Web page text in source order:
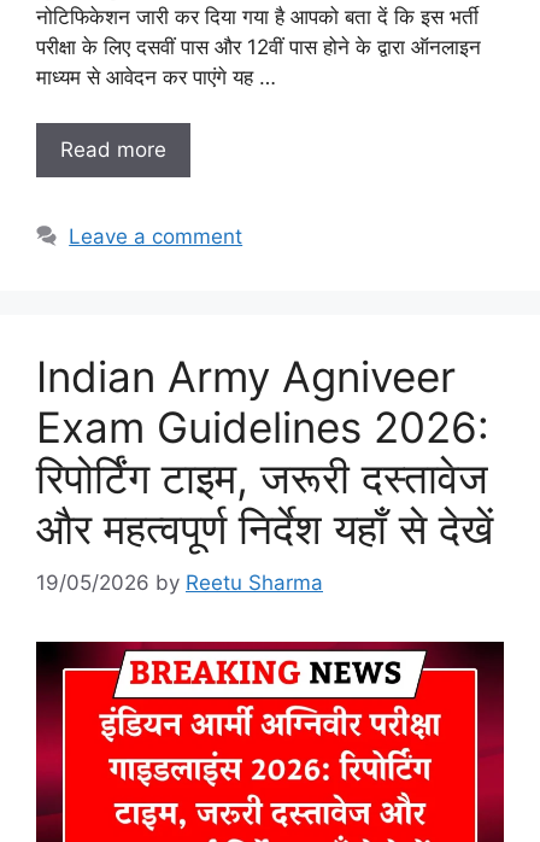
नोटिफिकेशन जारी कर दिया गया है आपको बता दें कि इस भर्ती
परीक्षा के लिए दसवीं पास और 12वीं पास होने के द्वारा ऑनलाइन
माध्यम से आवेदन कर पाएंगे यह …
Read more
Leave a comment
Indian Army Agniveer
Exam Guidelines 2026:
रिपोर्टिंग टाइम, जरूरी दस्तावेज
और महत्वपूर्ण निर्देश यहाँ से देखें
19/05/2026 by Reetu Sharma